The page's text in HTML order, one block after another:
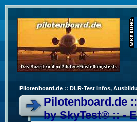
Pilotenboard.de :: DLR-Test Infos,
Pilotenboard.de
by SkyTest® :: -